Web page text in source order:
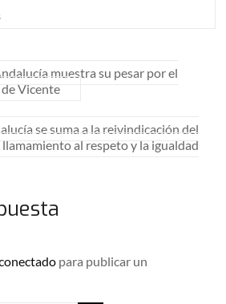
muestra su pesar por el
Vicente
se suma a la reivindicación del
al respeto y la igualdad
para publicar un